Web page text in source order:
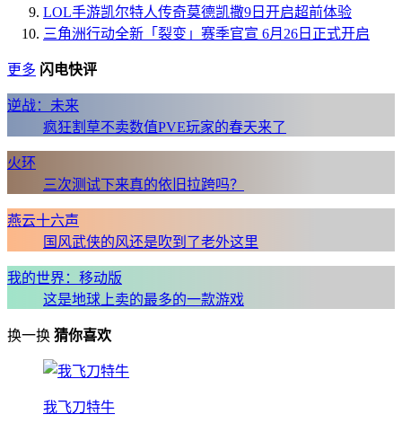
LOL手游凯尔特人传奇莫德凯撒9日开启超前体验
三角洲行动全新「裂变」赛季官宣 6月26日正式开启
更多 闪电快评
逆战：未来
疯狂割草不卖数值PVE玩家的春天来了
火环
三次测试下来真的依旧拉跨吗？
燕云十六声
国风武侠的风还是吹到了老外这里
我的世界：移动版
这是地球上卖的最多的一款游戏
换一换 猜你喜欢
我飞刀特牛